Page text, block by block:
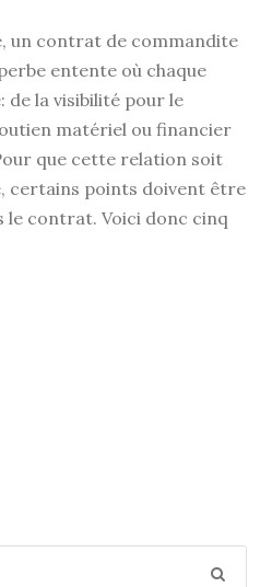
un contrat de commandite
entente où chaque
de la visibilité pour le
matériel ou financier
que cette relation soit
certains points doivent être
le contrat. Voici donc cinq